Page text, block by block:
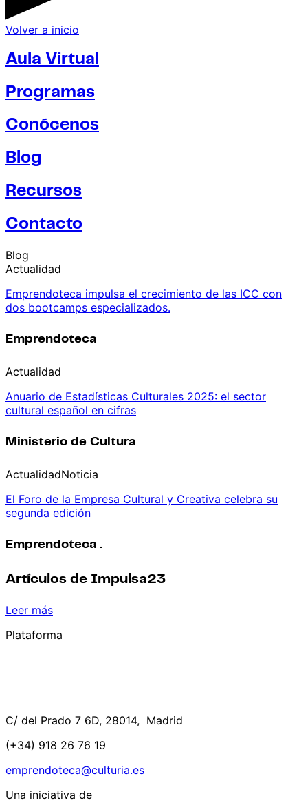
Volver a inicio
Aula Virtual
Programas
Conócenos
Blog
Recursos
Contacto
Blog
Actualidad
Emprendoteca impulsa el crecimiento de las ICC con
dos bootcamps especializados.
Emprendoteca
Actualidad
Anuario de Estadísticas Culturales 2025: el sector
cultural español en cifras
Ministerio de Cultura
ActualidadNoticia
El Foro de la Empresa Cultural y Creativa celebra su
segunda edición
Emprendoteca .
Artículos de Impulsa23
Leer más
Plataforma
C/ del Prado 7 6D, 28014, Madrid
(+34) 918 26 76 19
emprendoteca@culturia.es
Una iniciativa de